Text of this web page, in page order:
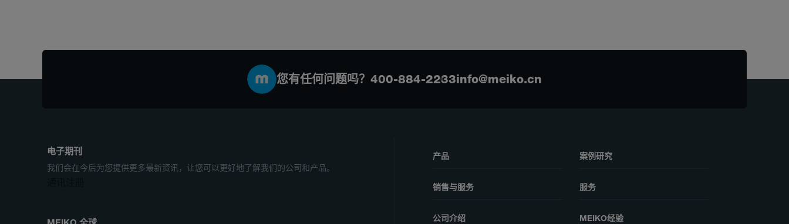
您有任何问题吗？ 400-884-2233info@meiko.cn
电子期刊
我们会在今后为您提供更多最新资讯，让您可以更好地了解我们的公司和产品。
产品 案例研究
销售与服务 服务
公司介绍 MEIKO经验